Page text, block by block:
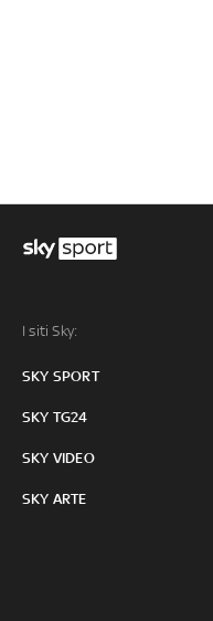
I siti Sky:
SKY SPORT
SKY TG24
SKY VIDEO
SKY ARTE